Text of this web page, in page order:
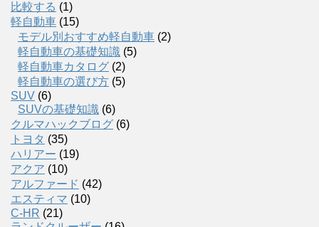
比較する (1)
軽自動車 (15)
モデル別おすすめ軽自動車 (2)
軽自動車の基礎知識 (5)
軽自動車カタログ (2)
軽自動車の選び方 (5)
SUV (6)
SUVの基礎知識 (6)
クルマハックブログ (6)
トヨタ (35)
ハリアー (19)
アクア (10)
アルファード (42)
エスティマ (10)
C-HR (21)